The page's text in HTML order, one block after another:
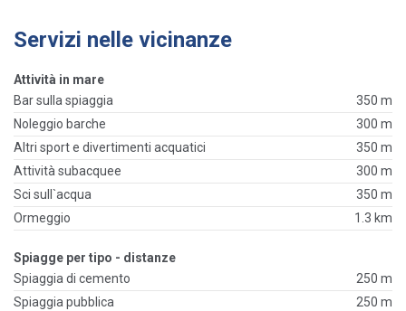
Servizi nelle vicinanze
Attività in mare
Bar sulla spiaggia
350 m
Noleggio barche
300 m
Altri sport e divertimenti acquatici
350 m
Attività subacquee
300 m
Sci sull`acqua
350 m
Ormeggio
1.3 km
Spiagge per tipo - distanze
Spiaggia di cemento
250 m
Spiaggia pubblica
250 m